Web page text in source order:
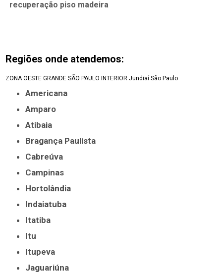
recuperação piso madeira
Regiões onde atendemos:
ZONA OESTE GRANDE SÃO PAULO INTERIOR Jundiaí São Paulo
Americana
Amparo
Atibaia
Bragança Paulista
Cabreúva
Campinas
Hortolândia
Indaiatuba
Itatiba
Itu
Itupeva
Jaguariúna